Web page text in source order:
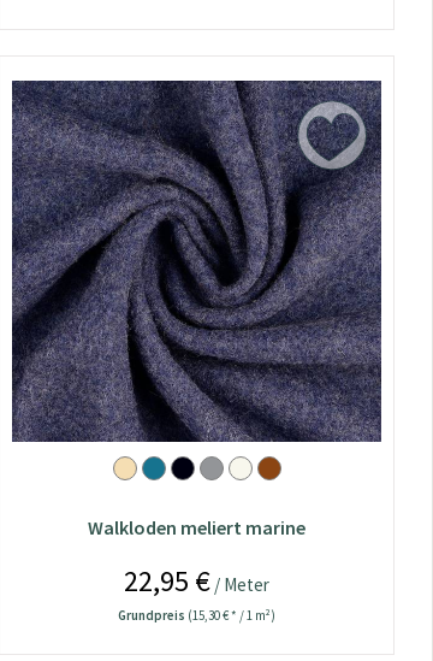
Walkloden meliert marine
22,95 € / Meter
Grundpreis (15,30 € * / 1 m²)